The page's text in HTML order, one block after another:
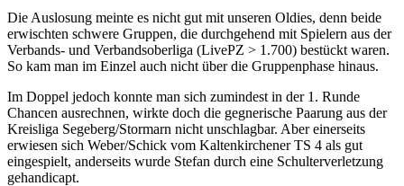
Die Auslosung meinte es nicht gut mit unseren Oldies, denn beide
erwischten schwere Gruppen, die durchgehend mit Spielern aus der
Verbands- und Verbandsoberliga (LivePZ > 1.700) bestückt waren.
So kam man im Einzel auch nicht über die Gruppenphase hinaus.
Im Doppel jedoch konnte man sich zumindest in der 1. Runde
Chancen ausrechnen, wirkte doch die gegnerische Paarung aus der
Kreisliga Segeberg/Stormarn nicht unschlagbar. Aber einerseits
erwiesen sich Weber/Schick vom Kaltenkirchener TS 4 als gut
eingespielt, anderseits wurde Stefan durch eine Schulterverletzung
gehandicapt.